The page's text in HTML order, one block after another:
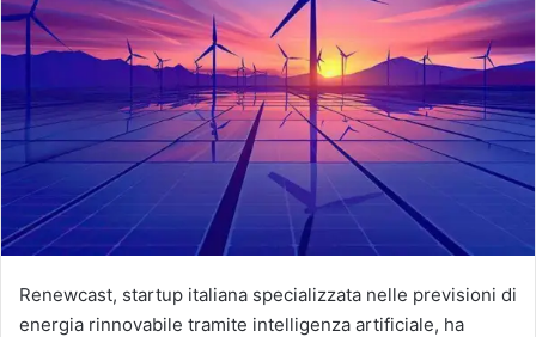
Renewcast, startup italiana specializzata nelle previsioni di
energia rinnovabile tramite intelligenza artificiale, ha